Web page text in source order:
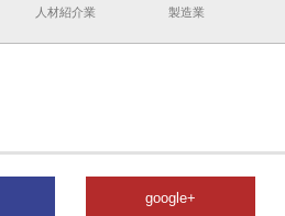
人材紹介業 製造業
google+